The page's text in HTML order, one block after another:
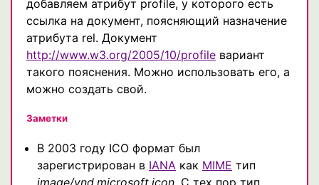
добавляем атрибут profile, у которого есть
ссылка на документ, поясняющий назначение
атрибута rel. Документ
http://www.w3.org/2005/10/profile вариант
такого пояснения. Можно использовать его, а
можно создать свой.
Заметки
В 2003 году ICO формат был
зарегистрирован в IANA как MIME тип